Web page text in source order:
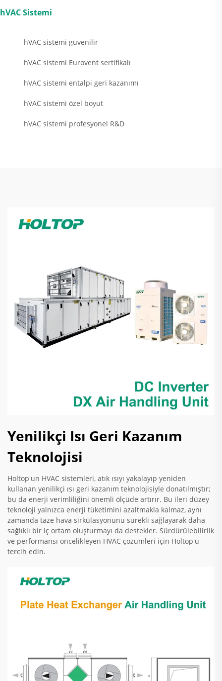
hVAC Sistemi
hVAC sistemi güvenilir
hVAC sistemi Eurovent sertifikalı
hVAC sistemi entalpi geri kazanımı
hVAC sistemi özel boyut
hVAC sistemi profesyonel R&D
Yenilikçi Isı Geri Kazanım
Teknolojisi
Holtop'un HVAC sistemleri, atık ısıyı yakalayıp yeniden
kullanan yenilikçi ısı geri kazanım teknolojisiyle donatılmıştır;
bu da enerji verimliliğini önemli ölçüde artırır. Bu ileri düzey
teknoloji yalnızca enerji tüketimini azaltmakla kalmaz, aynı
zamanda taze hava sirkülasyonunu sürekli sağlayarak daha
sağlıklı bir iç ortam oluşturmayı da destekler. Sürdürülebilirlik
ve performansı öncelikleyen HVAC çözümleri için Holtop'u
tercih edin.